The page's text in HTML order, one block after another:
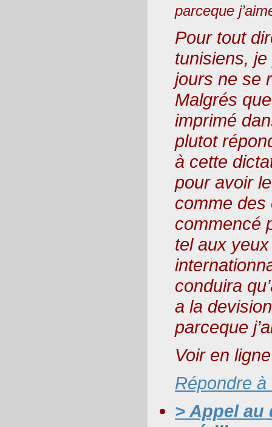
parceque
Pour tout
tunisiens,
jours ne se
Malgrés
imprimé
plutot
à cette
pour avoir
comme des
commencé
tel aux
conduira
a la
parceque
Voir en
Répondre
> Appel au